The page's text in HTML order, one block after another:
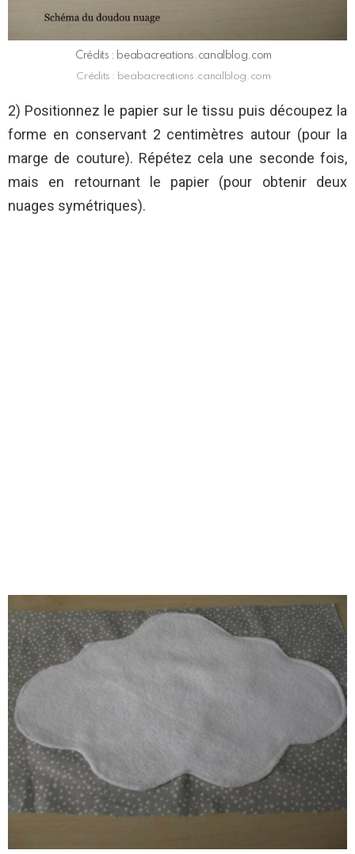
Crédits : beabacreations.canalblog.com
Crédits : beabacreations.canalblog.com
2) Positionnez le papier sur le tissu puis découpez la
forme en conservant 2 centimètres autour (pour la
marge de couture). Répétez cela une seconde fois,
mais en retournant le papier (pour obtenir deux
nuages symétriques).